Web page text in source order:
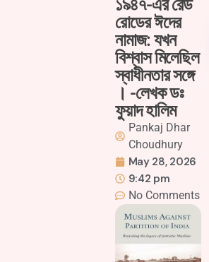
১৯৪৭-এর রেড
রোডের ঈদের
নামাজ: যখন
বিশ্বাস মিলেছিল
স্বাধীনতার সঙ্গে
। -লেখক ডঃ
ফুয়াদ হালিম
Pankaj Dhar
Choudhury
May 28, 2026
9:42 pm
No Comments